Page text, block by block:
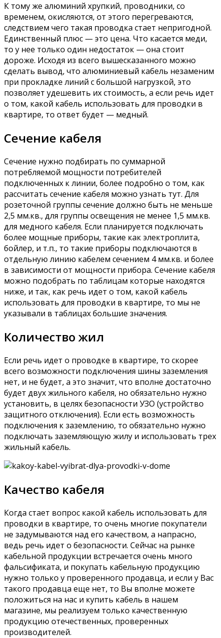
К тому же алюминий хрупкий, проводники, со
временем, окисляются, от этого перегреваются,
следствием чего такая проводка стает непригодной.
Единственный плюс — это цена. Что касается меди,
то у нее только один недостаток — она стоит
дороже. Исходя из всего вышесказанного можно
сделать вывод, что алюминиевый кабель незаменим
при прокладке линий с большой нагрузкой, это
позволяет удешевить их стоимость, а если речь идет
о том, какой кабель использовать для проводки в
квартире, то ответ будет — медный.
Сечение кабеля
Сечение нужно подбирать по суммарной
потребляемой мощности потребителей
подключенных к линии, более подробно о том, как
рассчитать сечение кабеля можно узнать тут. Для
розеточной группы сечение должно быть не меньше
2,5 мм.кв., для группы освещения не менее 1,5 мм.кв.
для медного кабеля. Если планируется подключать
более мощные приборы, такие как электроплита,
бойлер, и т.п., то такие приборы подключаются в
отдельную линию кабелем сечением 4 мм.кв. и более
в зависимости от мощности прибора. Сечение кабеля
можно подобрать по таблицам которые находятся
ниже, и так, как речь идет о том, какой кабель
использовать для проводки в квартире, то мы не
указывали в таблицах большие значения.
Количество жил
Если речь идет о проводке в квартире, то скорее
всего возможности подключения шины заземления
нет, и не будет, а это значит, что вполне достаточно
будет двух жильного кабеля, но обязательно нужно
установить, в целях безопасности УЗО (устройство
защитного отключения). Если есть возможность
подключения к заземлению, то обязательно нужно
подключать заземляющую жилу и использовать трех
жильный кабель.
Качество кабеля
Когда стает вопрос какой кабель использовать для
проводки в квартире, то очень многие покупатели
не задумываются над его качеством, а напрасно,
ведь речь идет о безопасности. Сейчас на рынке
кабельной продукции встречается очень много
фальсификата, и покупать кабельную продукцию
нужно только у проверенного продавца, и если у Вас
такого продавца еще нет, то Вы вполне можете
положиться на нас и купить кабель в нашем
магазине, мы реализуем только качественную
продукцию отечественных, проверенных
производителей.